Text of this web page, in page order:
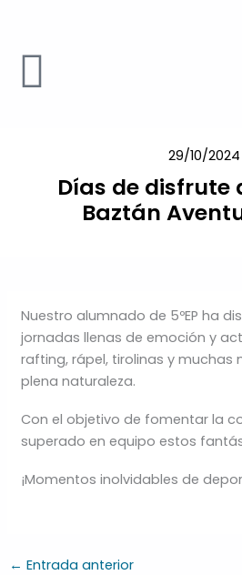
contenido
29/10/2024
Días de disfrute
Baztán
Nuestro alumnado de 5ºEP ha
jornadas llenas de emoción y
rafting, rápel, tirolinas y muchas
plena naturaleza.
Con el objetivo de fomentar la
superado en equipo estos
¡Momentos inolvidables de
← Entrada anterior